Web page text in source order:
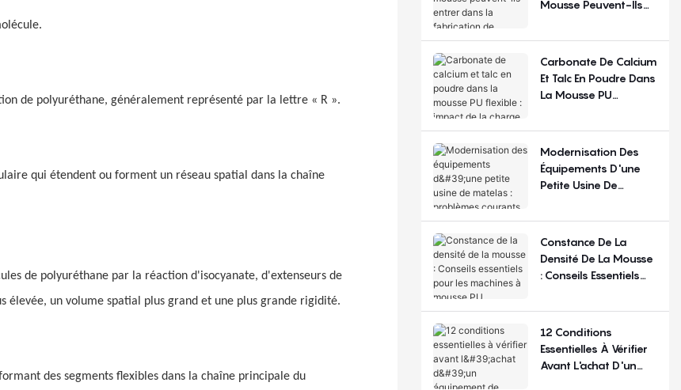
de polyuréthane, généralement représenté par la lettre « R ».
qui étendent ou forment un réseau spatial dans la chaîne
de polyuréthane par la réaction d'isocyanate, d'extenseurs de
un volume spatial plus grand et une plus grande rigidité.
des segments flexibles dans la chaîne principale du
Mousse Peuvent-Ils
Fabrication De
Carbonate De Calcium
Et Talc En Poudre Dans
La Mousse PU
Charge De
Modernisation Des
Équipements D'une
Petite Usine De
Courants Et Choix De
Constance De La
Densité De La Mousse
: Conseils Essentiels
Mousse PU
12 Conditions
Essentielles À Vérifier
Avant L'achat D'un